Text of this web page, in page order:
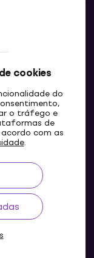
cookies
do
o tráfego e
de
com as
.